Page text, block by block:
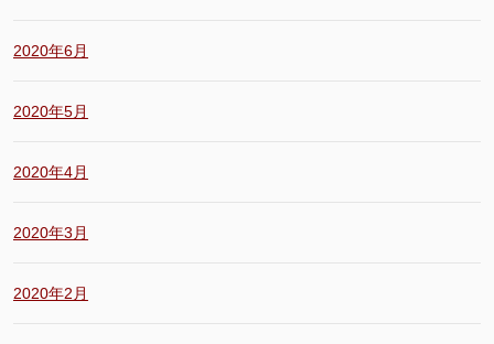
2020年6月
2020年5月
2020年4月
2020年3月
2020年2月